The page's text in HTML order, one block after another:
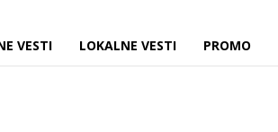
VESTI LOKALNE VESTI PROMO